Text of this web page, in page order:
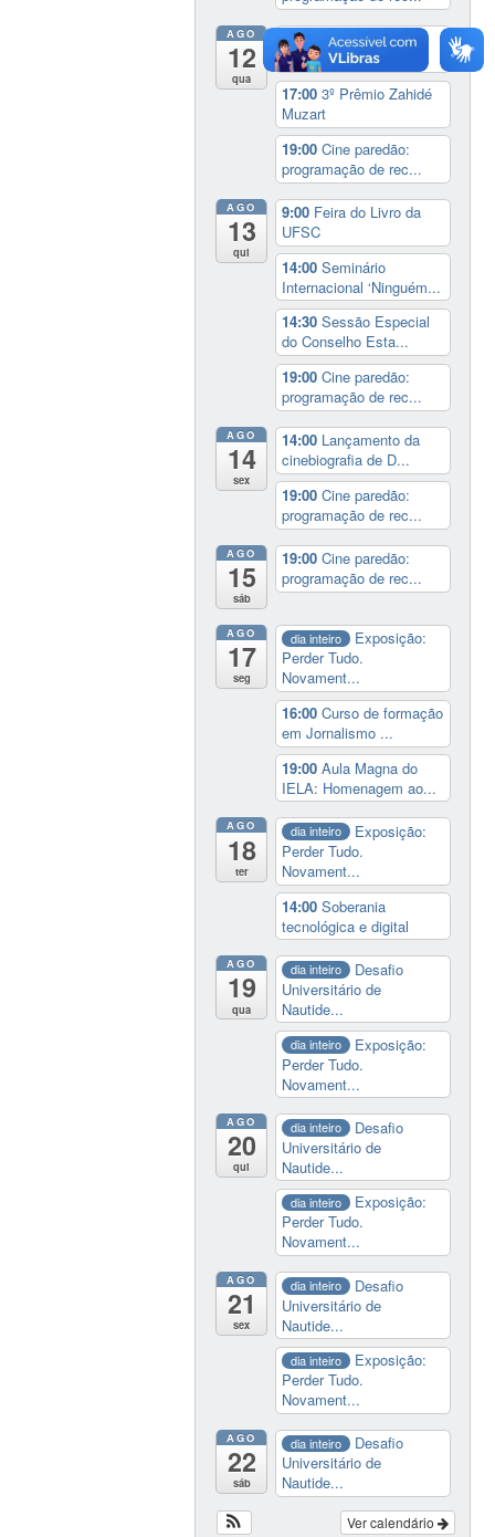
AGO
12
qua
9:00 Feira do Livro da
UFSC
17:003º Prêmio Zahidé
Muzart
19:00Cine paredão:
programação de rec...
AGO
13
qui
9:00 Feira do Livro da
UFSC
14:00Seminário
Internacional ‘Ninguém...
14:30Sessão Especial
do Conselho Esta...
19:00Cine paredão:
programação de rec...
AGO
14
sex
14:00 Lançamento da
cinebiografia de D...
19:00Cine paredão:
programação de rec...
AGO
15
sáb
19:00Cine paredão:
programação de rec...
AGO
17
seg
dia inteiro
Exposição:
Perder Tudo.
Novament...
16:00Curso de formação
em Jornalismo ...
19:00Aula Magna do
IELA: Homenagem ao...
AGO
18
ter
dia inteiro
Exposição:
Perder Tudo.
Novament...
14:00Soberania
tecnológica e digital
AGO
19
qua
dia inteiro
Desafio
Universitário de
Nautide...
dia inteiro
Exposição:
Perder Tudo.
Novament...
AGO
20
qui
dia inteiro
Desafio
Universitário de
Nautide...
dia inteiro
Exposição:
Perder Tudo.
Novament...
AGO
21
sex
dia inteiro
Desafio
Universitário de
Nautide...
dia inteiro
Exposição:
Perder Tudo.
Novament...
AGO
22
sáb
dia inteiro
Desafio
Universitário de
Nautide...
Ver calendário